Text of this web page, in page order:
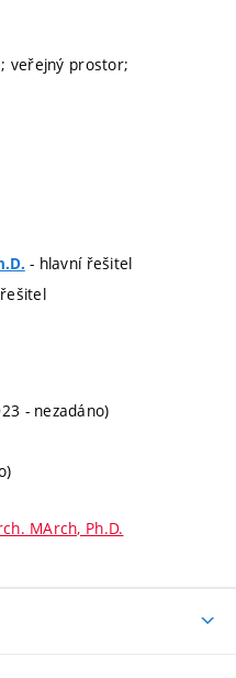
veřejný prostor;
- hlavní řešitel
- nezadáno)
MArch, Ph.D.